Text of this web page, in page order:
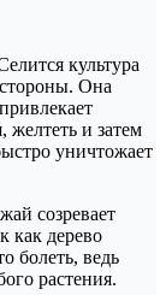
культура
Она
желтеть и затем
уничтожает
созревает
как дерево
болеть, ведь
растения.